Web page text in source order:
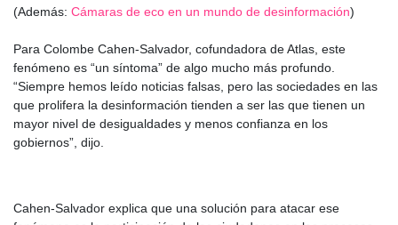
(Además: Cámaras de eco en un mundo de desinformación)
Para Colombe Cahen-Salvador, cofundadora de Atlas, este
fenómeno es “un síntoma” de algo mucho más profundo.
“Siempre hemos leído noticias falsas, pero las sociedades en las
que prolifera la desinformación tienden a ser las que tienen un
mayor nivel de desigualdades y menos confianza en los
gobiernos”, dijo.
Cahen-Salvador explica que una solución para atacar ese